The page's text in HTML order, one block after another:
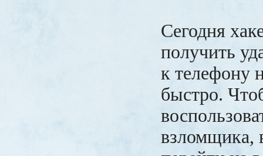
Сегодня
получить
к телефону
быстро.
взломщика,